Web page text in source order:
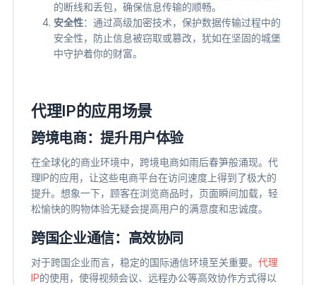
的断线和丢包，确保信息传输的顺畅。
安全性：通过高级加密技术，保护数据传输过程中的
安全性，防止信息被窃取或篡改，犹如在坚固的城堡
中守护着你的财富。
代理IP的应用场景
跨境电商：提升用户体验
在全球化的商业环境中，跨境电商如雨后春笋般涌现。代
理IP的应用，让这些电商平台在访问速度上得到了极大的
提升。想象一下，顾客在浏览商品时，页面瞬间加载，轻
松愉快的购物体验无疑会提高用户的满意度和忠诚度。
跨国企业通信：高效协同
对于跨国企业而言，稳定的国际通信环境至关重要。 代理
IP的使用，使得视频会议、远程办公等高效协作方式得以